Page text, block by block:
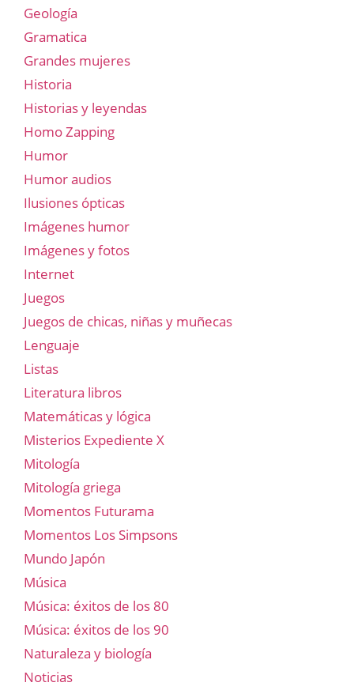
Geología
Gramatica
Grandes mujeres
Historia
Historias y leyendas
Homo Zapping
Humor
Humor audios
Ilusiones ópticas
Imágenes humor
Imágenes y fotos
Internet
Juegos
Juegos de chicas, niñas y muñecas
Lenguaje
Listas
Literatura libros
Matemáticas y lógica
Misterios Expediente X
Mitología
Mitología griega
Momentos Futurama
Momentos Los Simpsons
Mundo Japón
Música
Música: éxitos de los 80
Música: éxitos de los 90
Naturaleza y biología
Noticias